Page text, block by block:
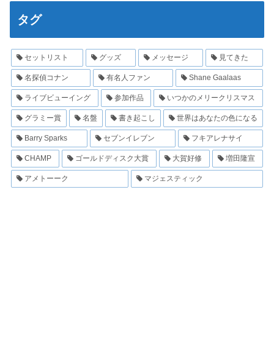
タグ
セットリスト グッズ メッセージ 見てきた
名探偵コナン 有名人ファン Shane Gaalaas
ライブビューイング 参加作品 いつかのメリークリスマス
グラミー賞 名盤 書き起こし 世界はあなたの色になる
Barry Sparks セブンイレブン フキアレナサイ
CHAMP ゴールドディスク大賞 大賀好修 増田隆宣
アメトーーク マジェスティック